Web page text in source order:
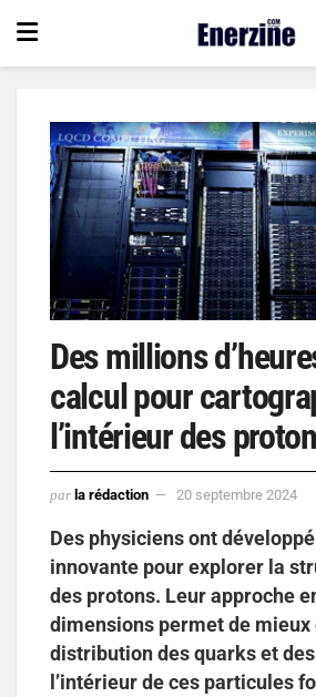
Des millions
calcul pour
l’intérieur des
par la rédaction 20 septembre 2024
Des physiciens ont
innovante pour explorer la
des protons. Leur approche
dimensions permet de
distribution des quarks et
l’intérieur de ces particules